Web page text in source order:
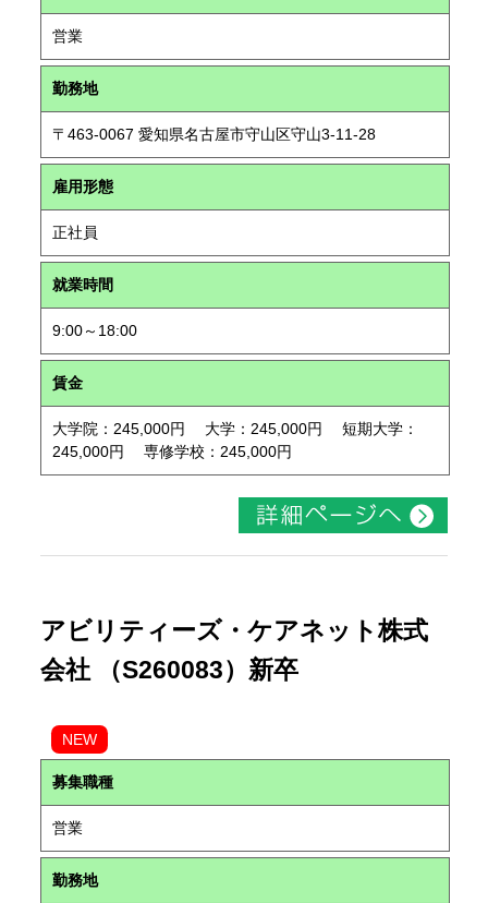
営業
勤務地
〒463-0067 愛知県名古屋市守山区守山3-11-28
雇用形態
正社員
就業時間
9:00～18:00
賃金
大学院：245,000円 大学：245,000円 短期大学：
245,000円 専修学校：245,000円
アビリティーズ・ケアネット株式
会社 （S260083）新卒
NEW
募集職種
営業
勤務地